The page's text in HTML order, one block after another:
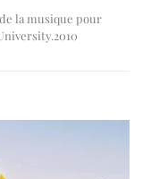
la musique pour